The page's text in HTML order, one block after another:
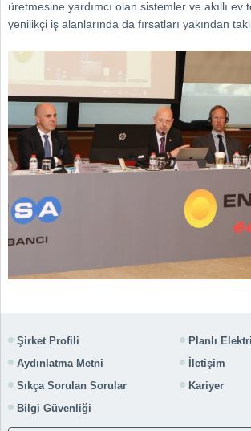
üretmesine yardımcı olan sistemler ve akıllı ev
yenilikçi iş alanlarında da fırsatları yakından
Şirket Profili
Planlı
Aydınlatma Metni
İletişim
Sıkça Sorulan Sorular
Kariyer
Bilgi Güvenliği